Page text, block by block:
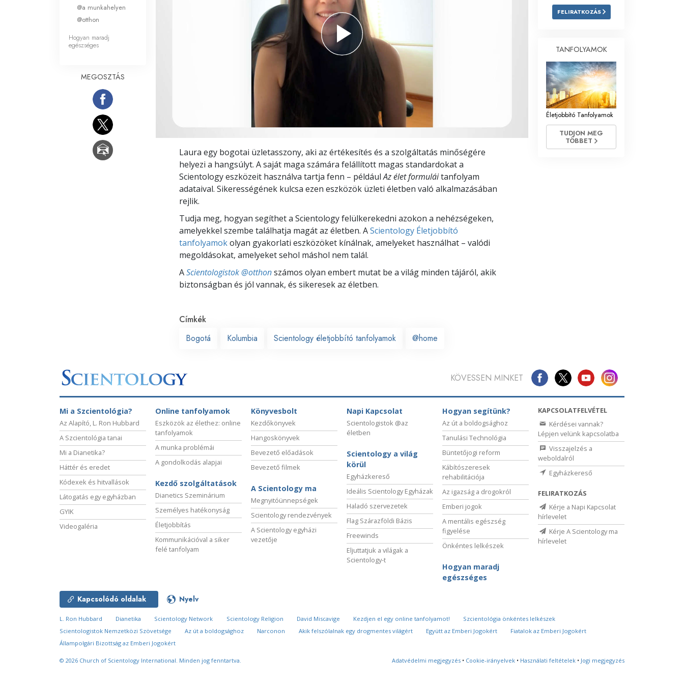
Megoldások a drogokra
Eszközök a munkahelyen
Az etika és az állapotok
Az elnyomás oka
Kivizsgálások
A szervezés alapjai
Laura egy bogotai üzletasszony, aki az értékesítés és a szolgáltatás minőségére
helyezi a hangsúlyt. A saját maga számára felállított magas standardokat a
Scientology eszközeit használva tartja fenn – példáulAz élet formuláitanfolyam
adataival. Sikerességének kulcsa ezen eszközök üzleti életben való alkalmazásában
rejlik.
Tudja meg, hogyan segíthet a Scientology felülkerekedni azokon a nehézségeken,
amelyekkel szembe találhatja magát az életben. AScientology Életjobbító
tanfolyamokolyan gyakorlati eszközöket kínálnak, amelyeket használhat – valódi
megoldásokat, amelyeket sehol máshol nem talál.
AScientologistok @otthonszámos olyan embert mutat be a világ minden tájáról, akik
biztonságban és jól vannak, és sikeresek az életben.
Címkék
Bogotá
Kolumbia Scientology életjobbító tanfolyamok @home
@a munkahelyen
@otthon
Hogyan maradj
egészséges
MEGOSZTÁS
FELIRATKOZÁS
TANFOLYAMOK
Életjobbító Tanfolyamok
TUDJON MEG
TÖBBET
KÖVESSEN MINKET
Mi a Szcientológia?
Az Alapító, L. Ron Hubbard
A Szcientológia tanai
Mi a Dianetika?
Háttér és eredet
Kódexek és hitvallások
Látogatás egy egyházban
GYIK
Videogaléria
Online tanfolyamok
Eszközök az élethez: online
tanfolyamok
A munka problémái
A gondolkodás alapjai
Kezdő szolgáltatások
Dianetics Szeminárium
Személyes hatékonyság
Életjobbítás
Kommunikációval a siker
felé tanfolyam
Könyvesbolt
Kezdőkönyvek
Hangoskönyvek
Bevezető előadások
Bevezető filmek
A Scientology ma
Megnyitóünnepségek
Scientology rendezvények
A Scientology egyházi
vezetője
Napi Kapcsolat
Scientologistok @az
életben
Scientology a világ
körül
Egyházkereső
Ideális Scientology Egyházak
Haladó szervezetek
Flag Szárazföldi Bázis
Freewinds
Eljuttatjuk a világak a
Scientology-t
Hogyan segítünk?
Az út a boldogsághoz
Tanulási Technológia
Büntetőjogi reform
Kábítószeresek
rehabilitációja
Az igazság a drogokról
Emberi jogok
A mentális egészség
figyelése
Önkéntes lelkészek
Hogyan maradj
egészséges
KAPCSOLATFELVÉTEL
Kérdései vannak?
Lépjen velünk kapcsolatba
Visszajelzés a
weboldalról
Egyházkereső
FELIRATKOZÁS
Kérje a Napi Kapcsolat
hírlevelet
Kérje A Scientology ma
hírlevelet
Kapcsolódó oldalak Nyelv
L. Ron Hubbard Dianetika Scientology Network Scientology Religion David Miscavige Kezdjen el egy online tanfolyamot!
Szcientológia önkéntes lelkészek
Scientologistok Nemzetközi Szövetsége
Az út a boldogsághoz Narconon Akik felszólalnak egy drogmentes világért Együtt az Emberi Jogokért
Fiatalok az Emberi Jogokért
Állampolgári Bizottság az Emberi Jogokért
© 2026 Church of Scientology International. Minden jog fenntartva. Adatvédelmi megjegyzés • Cookie-irányelvek • Használati feltételek • Jogi megjegyzés